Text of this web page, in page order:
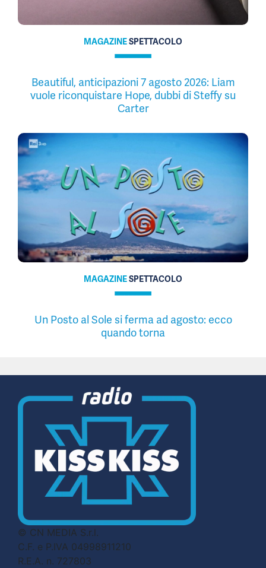
MAGAZINESPETTACOLO
Beautiful, anticipazioni 7 agosto 2026: Liam
vuole riconquistare Hope, dubbi di Steffy su
Carter
MAGAZINESPETTACOLO
Un Posto al Sole si ferma ad agosto: ecco
quando torna
© CN MEDIA S.r.l.
C.F. e P.IVA 04998911210
R.E.A. n. 727803